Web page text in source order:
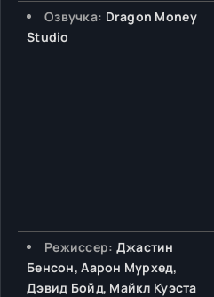
Озвучка: Dragon Money
Studio
Режиссер: Джастин
Бенсон, Аарон Мурхед,
Дэвид Бойд, Майкл Куэста